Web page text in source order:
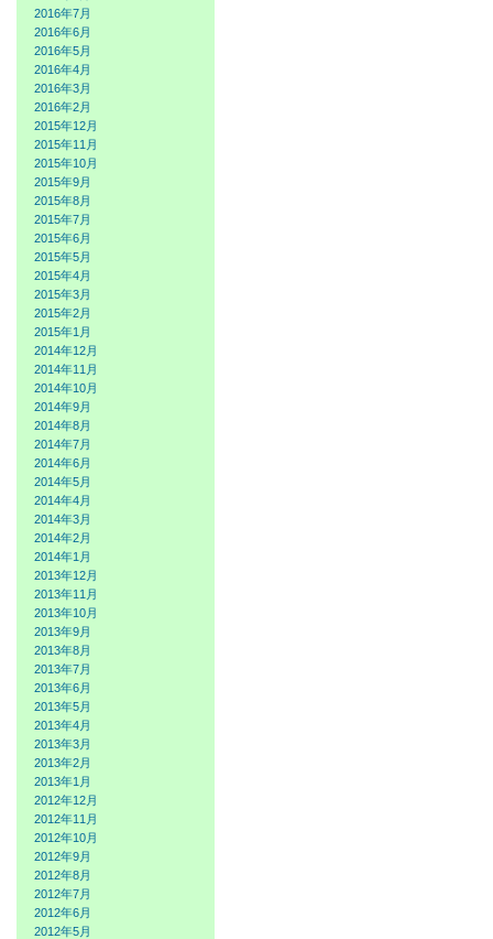
2016年7月
2016年6月
2016年5月
2016年4月
2016年3月
2016年2月
2015年12月
2015年11月
2015年10月
2015年9月
2015年8月
2015年7月
2015年6月
2015年5月
2015年4月
2015年3月
2015年2月
2015年1月
2014年12月
2014年11月
2014年10月
2014年9月
2014年8月
2014年7月
2014年6月
2014年5月
2014年4月
2014年3月
2014年2月
2014年1月
2013年12月
2013年11月
2013年10月
2013年9月
2013年8月
2013年7月
2013年6月
2013年5月
2013年4月
2013年3月
2013年2月
2013年1月
2012年12月
2012年11月
2012年10月
2012年9月
2012年8月
2012年7月
2012年6月
2012年5月